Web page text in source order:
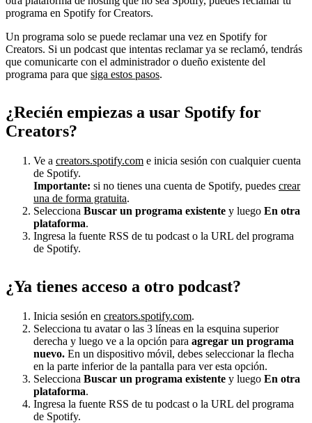
programa en Spotify for Creators.
Un programa solo se puede reclamar una vez en Spotify for
Creators. Si un podcast que intentas reclamar ya se reclamó, tendrás
que comunicarte con el administrador o dueño existente del
programa para que siga estos pasos.
¿Recién empiezas a usar Spotify for
Creators?
Ve a creators.spotify.com e inicia sesión con cualquier cuenta
de Spotify.
Importante: si no tienes una cuenta de Spotify, puedes crear
una de forma gratuita.
Selecciona Buscar un programa existente y luego En otra
plataforma.
Ingresa la fuente RSS de tu podcast o la URL del programa
de Spotify.
¿Ya tienes acceso a otro podcast?
Inicia sesión en creators.spotify.com.
Selecciona tu avatar o las 3 líneas en la esquina superior
derecha y luego ve a la opción para agregar un programa
nuevo. En un dispositivo móvil, debes seleccionar la flecha
en la parte inferior de la pantalla para ver esta opción.
Selecciona Buscar un programa existente y luego En otra
plataforma.
Ingresa la fuente RSS de tu podcast o la URL del programa
de Spotify.